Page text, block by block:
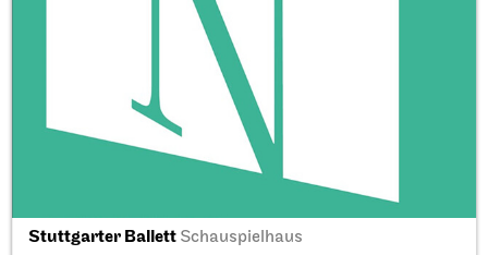
Stuttgarter Ballett Schauspielhaus